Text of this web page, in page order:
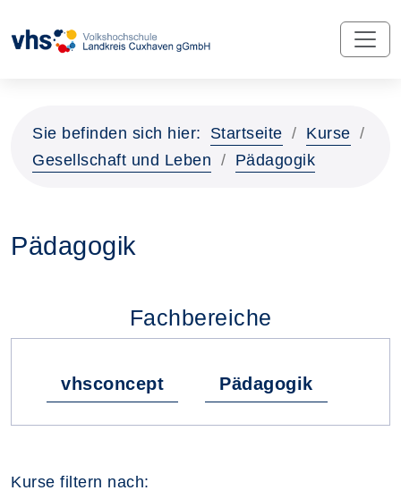
Sie befinden sich hier: Startseite
Kurse
Gesellschaft und Leben
Pädagogik
Pädagogik
Fachbereiche
vhsconcept Pädagogik
Kurse filtern nach: